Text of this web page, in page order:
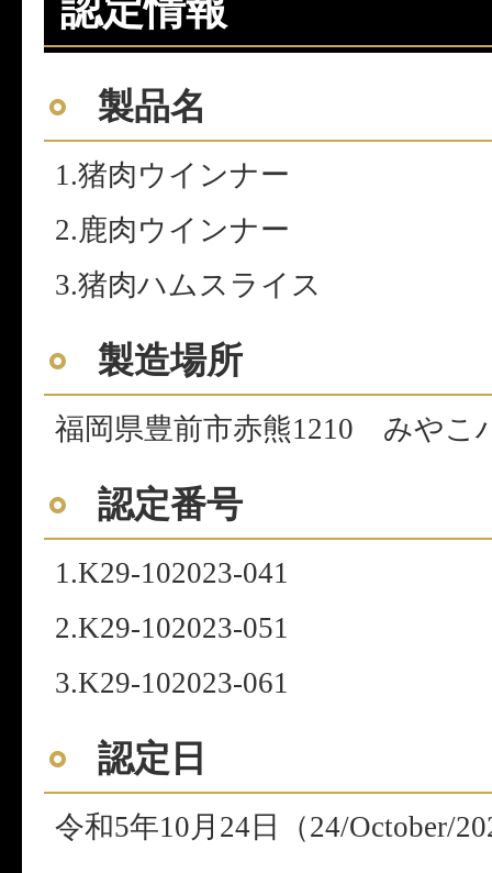
認定情報
製品名
1.猪肉ウインナー
2.鹿肉ウインナー
3.猪肉ハムスライス
製造場所
福岡県豊前市赤熊1210 みやこ
認定番号
1.K29-102023-041
2.K29-102023-051
3.K29-102023-061
認定日
令和5年10月24日（24/October/